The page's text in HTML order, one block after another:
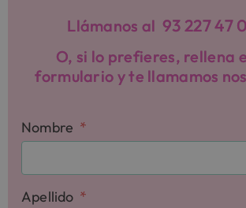
Llámanos al93 227 47
O, si lo prefieres, rellena
formulario y te llamamos
Nombre
Apellido